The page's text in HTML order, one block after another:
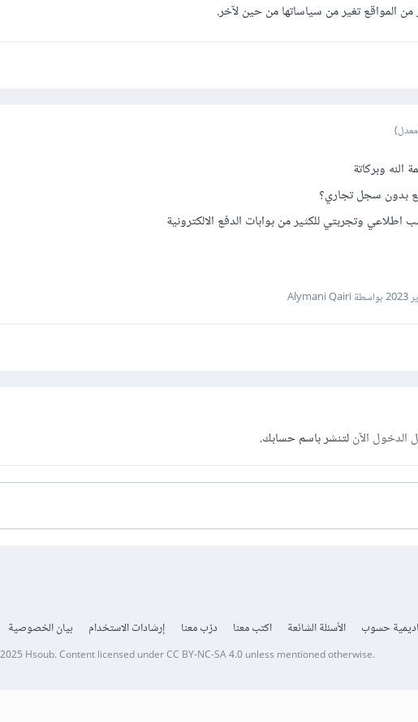
من المواقع تغير من سياساتها من حين لآخر.
الله وبركاتة
بدون سجل تجاري؟
وتجربتي للكثير من بوابات الدفع الالكترونية
بواسطة Alymani Qairi
الآنلتنشر باسم حسابك.
حسوب الأسئلة الشائعة اكتب معنا درّب معنا إرشادات الاستخدام بيان الخصوصية
Hsoub.Content licensed underCC BY-NC-SA 4.0unless mentioned otherwise.